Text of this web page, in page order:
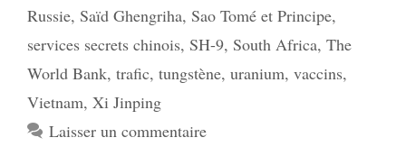
Russie, Saïd Ghengriha, Sao Tomé et Principe,
services secrets chinois, SH-9, South Africa, The
World Bank, trafic, tungstène, uranium, vaccins,
Vietnam, Xi Jinping
Laisser un commentaire